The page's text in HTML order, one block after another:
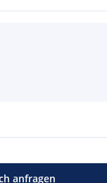
anfragen